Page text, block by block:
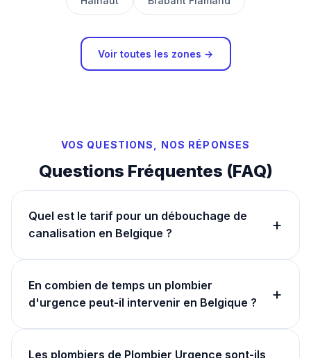
Voir toutes les zones →
VOS QUESTIONS, NOS RÉPONSES
Questions Fréquentes (FAQ)
Quel est le tarif pour un débouchage de
canalisation en Belgique ?
+
En combien de temps un plombier
d'urgence peut-il intervenir en Belgique ?
+
Les plombiers de Plombier Urgence sont-ils